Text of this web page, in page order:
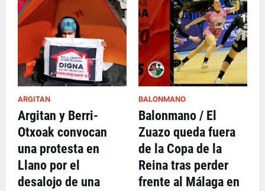
ARGITAN
Argitan y Berri-
Otxoak convocan
una protesta en
Llano por el
desalojo de una
BALONMANO
Balonmano / El
Zuazo queda fuera
de la Copa de la
Reina tras perder
frente al Málaga en